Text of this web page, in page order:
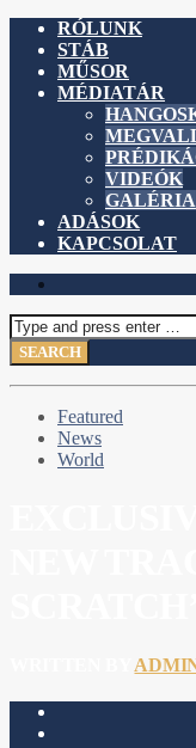
RÓLUNK
STÁB
MŰSOR
MÉDIATÁR
VIDEÓK
GALÉRIA
ADÁSOK
KAPCSOLAT
Featured
News
World